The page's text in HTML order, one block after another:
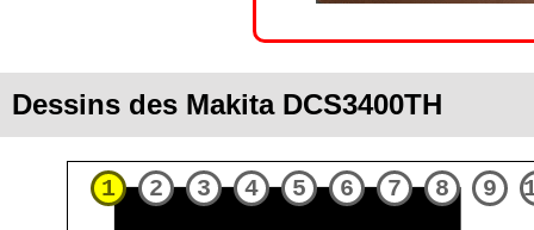
Dessins des Makita DCS3400TH
1 2 3 4 5 6 7 8 9